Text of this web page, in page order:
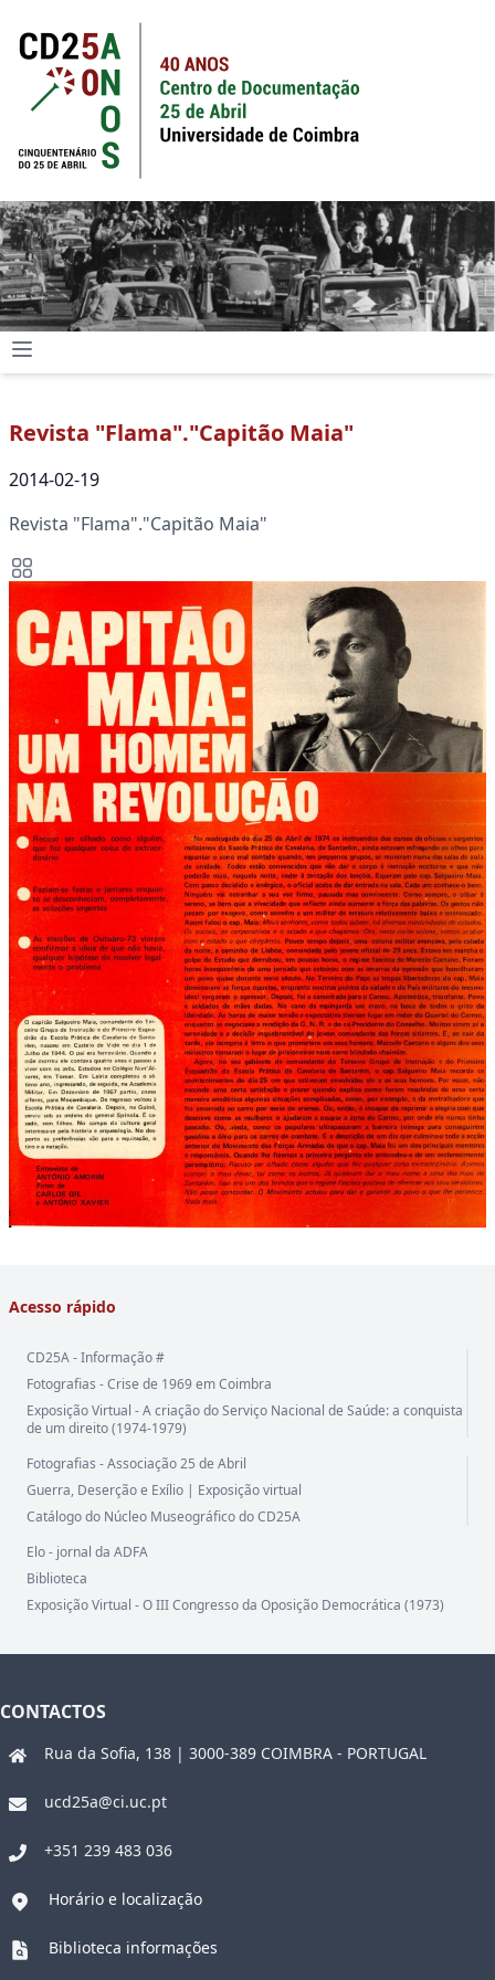
Revista "Flama"."Capitão Maia"
2014-02-19
Revista "Flama"."Capitão Maia"
Acesso rápido
CD25A - Informação #
Fotografias - Crise de 1969 em Coimbra
Exposição Virtual - A criação do Serviço Nacional de Saúde: a conquista
de um direito (1974-1979)
Fotografias - Associação 25 de Abril
Guerra, Deserção e Exílio | Exposição virtual
Catálogo do Núcleo Museográfico do CD25A
Elo - jornal da ADFA
Biblioteca
Exposição Virtual - O III Congresso da Oposição Democrática (1973)
CONTACTOS
Rua da Sofia, 138 | 3000-389 COIMBRA - PORTUGAL
ucd25a@ci.uc.pt
+351 239 483 036
Horário e localização
Biblioteca informações